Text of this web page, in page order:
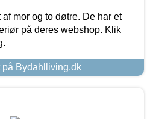
mor og to døtre. De har et
på deres webshop. Klik
på Bydahlliving.dk